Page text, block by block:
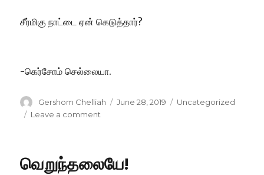
சீர்மிகு நாட்டை ஏன் கெடுத்தார்?
-கெர்சோம் செல்லையா.
Author
Gershom Chelliah
Posted
June 28, 2019 Categories
Uncategorized
Leave a comment
வெறுந்தலையே!